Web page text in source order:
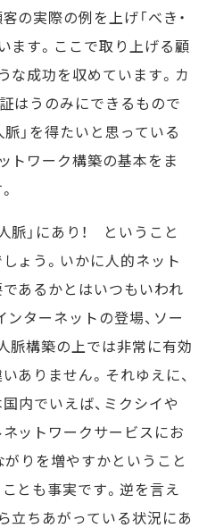
の実際の例を上げ「べき・
ます。ここで取り上げる顧
な成功を収めています。カ
はうのみにできるもので
」を得たいと思っている
トワーク構築の基本をま
脈」にあり！ ということ
ょう。いかに人的ネット
あるかとはいつもいわれ
ンターネットの登場、ソー
脈構築の上では非常に有効
ありません。それゆえに、
内でいえば、ミクシイや
ットワークサービスにお
がりを増やすかということ
とも事実です。逆を言え
立ちあがっている状況にあ